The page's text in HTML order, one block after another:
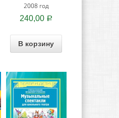
2008 год
240,00 Р
В корзину